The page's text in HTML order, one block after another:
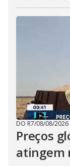
DO R7/08/08/2026
Preços
atingem